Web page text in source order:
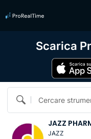
Cercare
JAZZ
JAZZ
Scarica